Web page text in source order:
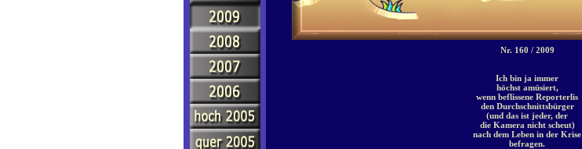
Nr. 160 / 2009
Ich bin ja immer
höchst amüsiert,
wenn beflissene Reporterlis
den Durchschnittsbürger
(und das ist jeder, der
die Kamera nicht scheut)
nach dem Leben in der Krise
befragen.